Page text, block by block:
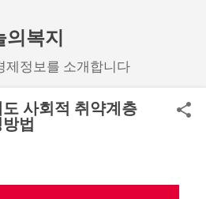
의복지
제정보를 소개합니다
사회적 취약계층
법